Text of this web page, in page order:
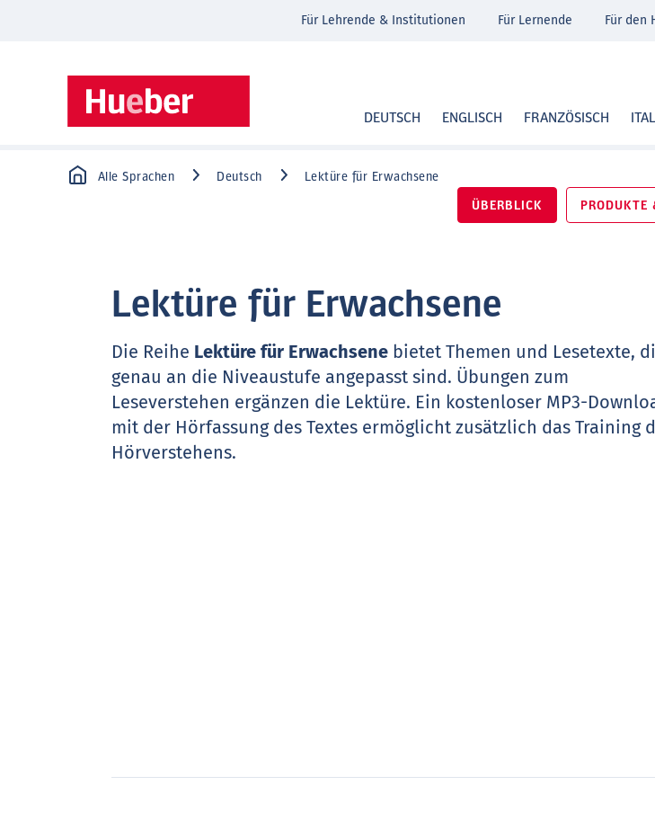
DEUTSCH ENGLISCH FRANZÖSISCH
Für Lehrende & Institutionen Für Lernende Für den
Alle Sprachen Deutsch Lektüre für Erwachsene
ÜBERBLICK PRODUKTE
Lektüre für Erwachsene
Die Reihe Lektüre für Erwachsene bietet Themen und Lesetexte,
genau an die Niveaustufe angepasst sind. Übungen zum
Leseverstehen ergänzen die Lektüre. Ein kostenloser MP3-
mit der Hörfassung des Textes ermöglicht zusätzlich das Training
Hörverstehens.